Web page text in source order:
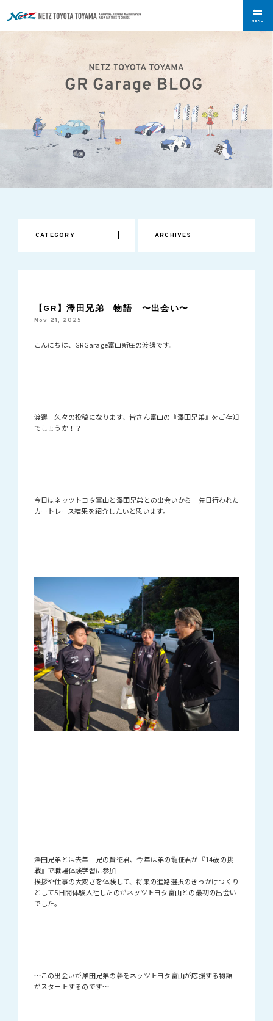
MENU
CATEGORY ARCHIVES
【GR】澤田兄弟 物語 〜出会い〜
Nov 21, 2025
こんにちは、GRGarage富山新庄の渡邊です。
渡邊 久々の投稿になります、皆さん富山の『澤田兄弟』をご存知
でしょうか！？
今日はネッツトヨタ富山と澤田兄弟との出会いから 先日行われた
カートレース結果を紹介したいと思います。
澤田兄弟とは去年 兄の賢征君、今年は弟の龍征君が『14歳の挑
戦』で職場体験学習に参加
挨拶や仕事の大変さを体験して、将来の進路選択のきっかけつくり
として5日間体験入社したのがネッツトヨタ富山との最初の出会い
でした。
〜この出会いが澤田兄弟の夢をネッツトヨタ富山が応援する物語
がスタートするのです〜